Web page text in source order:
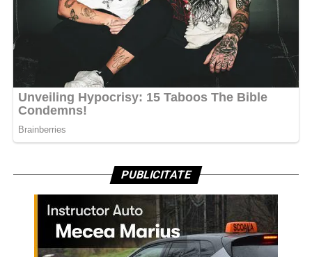
PUBLICITATE